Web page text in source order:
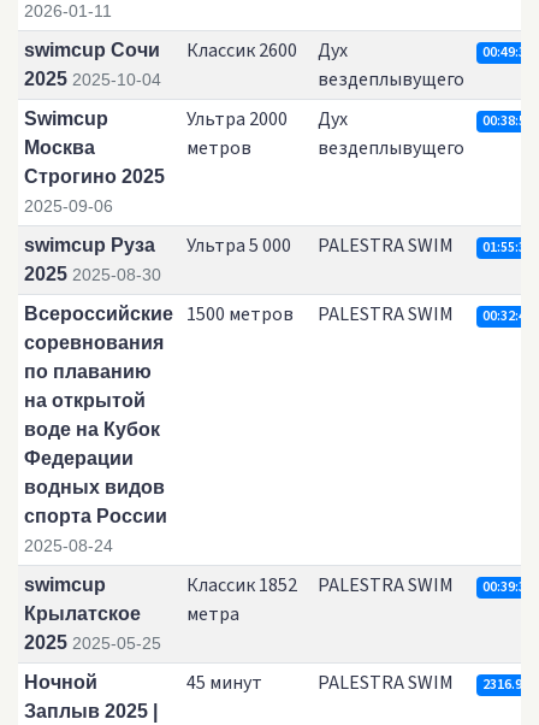
2026-01-11
swimcup Сочи
2025 2025-10-04
Классик 2600
Дух
вездеплывущего
Swimcup
Москва
Строгино 2025
2025-09-06
Ультра 2000
метров
Дух
вездеплывущего
swimcup Руза
2025 2025-08-30
Ультра 5 000 PALESTRA SWIM
Всероссийские
соревнования
по плаванию
на открытой
воде на Кубок
Федерации
водных видов
спорта России
2025-08-24
1500 метров PALESTRA SWIM
swimcup
Крылатское
2025 2025-05-25
Классик 1852
метра
PALESTRA SWIM
Ночной
Заплыв 2025 |
45 минут PALESTRA SWIM 2316.98